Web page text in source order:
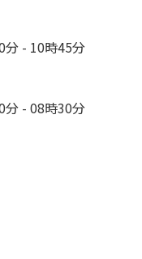
分 - 10時45分
分 - 08時30分